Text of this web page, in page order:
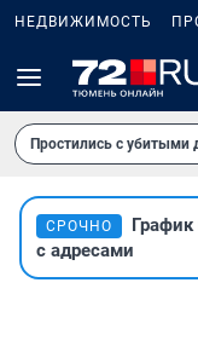
НЕДВИЖИМОСТЬ
Простились с убитыми
СРОЧНО
График
с адресами